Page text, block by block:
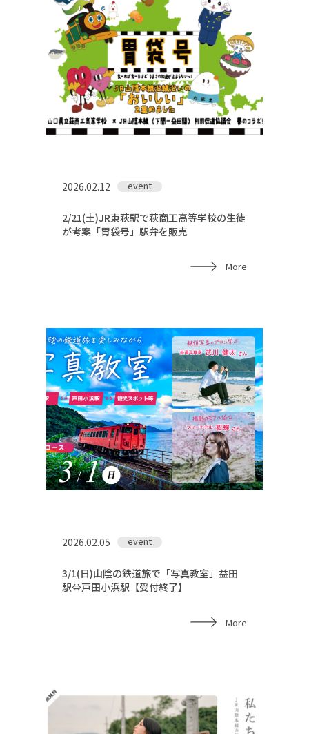
2026.02.12 event
2/21(土)JR東萩駅で萩商工高等学校の生徒
が考案「胃袋号」駅弁を販売
More
2026.02.05 event
3/1(日)山陰の鉄道旅で「写真教室」益田
駅⇔戸田小浜駅【受付終了】
More